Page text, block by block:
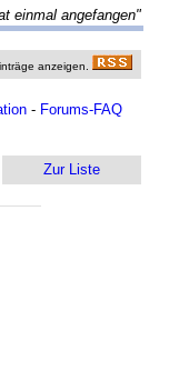
einmal angefangen"
anzeigen.
- Forums-FAQ
Zur Liste